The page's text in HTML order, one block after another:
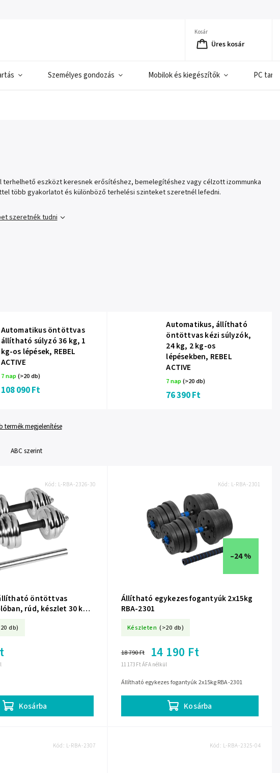
Kosár
Üres kosár
Személyes gondozás Mobilok és kiegészítők PC
terhelhető eszközt keresnek erősítéshez, bemelegítéshez vagy célzott izommunka
több gyakorlatot és különböző terhelési szinteket szeretnél lefedni.
szeretnék tudni
Automatikus öntöttvas
állítható súlyzó 36 kg, 1
kg-os lépések, REBEL
ACTIVE
7 nap(>20 db)
108 090 Ft
Automatikus, állítható
öntöttvas kézi súlyzók,
24 kg, 2 kg-os
lépésekben, REBEL
ACTIVE
7 nap(>20 db)
76 390 Ft
termék megjelenítése
ABC szerint
öntöttvas
rúd, készlet 30 kg
db)
Kosárba
Kód: L-RBA-2326-30
–24 %
Állítható egykezes fogantyúk 2x15kg
RBA-2301
Készleten (>20 db)
11 173 Ft ÁFA nélkül
18 790 Ft 14 190 Ft
Kosárba
Állítható egykezes fogantyúk 2x15kg RBA-2301
Kód: L-RBA-2301
Kód: L-RBA-2307 Kód: L-RBA-2325-04